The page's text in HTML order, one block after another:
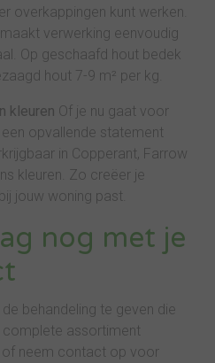
overkappingen kunt werken.
verwerking eenvoudig
Op geschaafd hout bedek
hout 7-9 m² per kg.
kleuren Of je nu gaat voor
opvallende statement
in Copperant, Farrow
kleuren. Zo creëer je
jouw woning past.
nog met je
behandeling te geven die
complete assortiment
of neem contact op voor